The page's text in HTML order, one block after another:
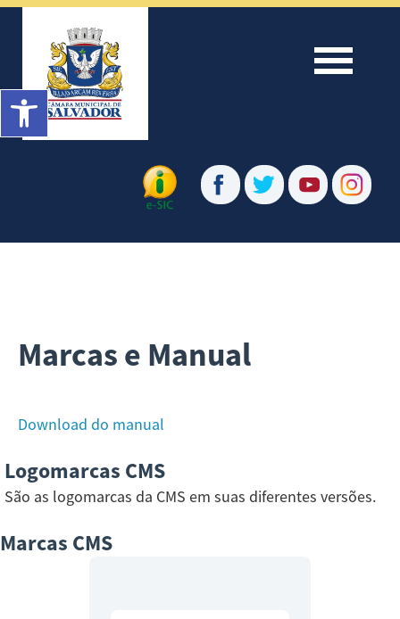
Menu
Marcas e Manual
Download do manual
Logomarcas CMS
São as logomarcas da CMS em suas diferentes versões.
Marcas CMS
Barra de Ferramentas Aberta